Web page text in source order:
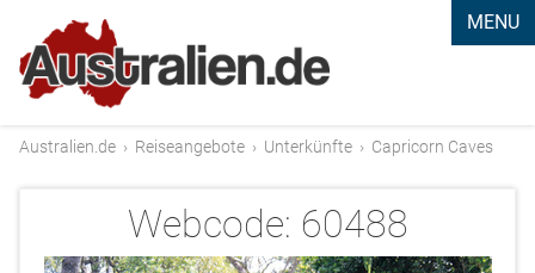
MENU
Australien.de › Reiseangebote › Unterkünfte › Capricorn Caves
Webcode: 60488